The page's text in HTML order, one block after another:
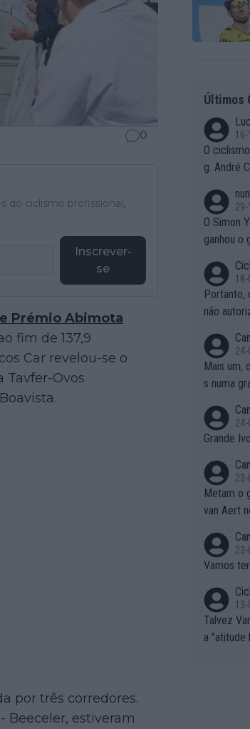
0
do ciclismo profissional,
Inscrever-
se
Prémio Abimota
fim de 137,9
Car revelou-se o
Tavfer-Ovos
por três corredores.
Beeceler, estiveram
Últimos
O
g. André
pado?
O Simon
ganhou o
Portanto,
não
entende...
to é
da!
Mais um,
s numa
Grande
Metam o
van Aert
Vamos
Talvez
a "atitude